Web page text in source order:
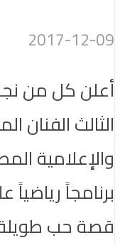
2017-12-09
أعلن كل من
الثالث
والإعلامية
برنامجاً
قصة حب